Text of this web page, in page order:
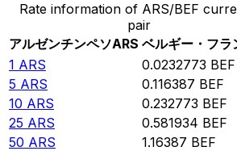
Rate information of ARS/BEF
pair
アルゼンチンペソARS ベルギー・フラ
1 ARS 0.0232773 BEF
5 ARS 0.116387 BEF
10 ARS 0.232773 BEF
25 ARS 0.581934 BEF
50 ARS 1.16387 BEF